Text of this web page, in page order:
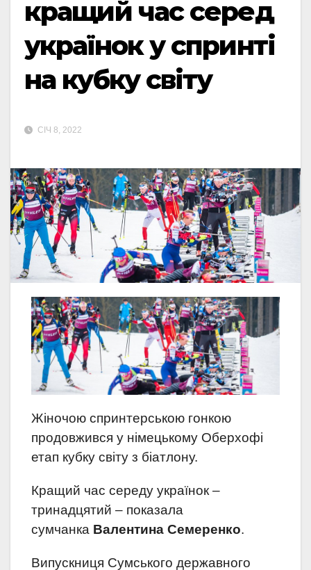
кращий час серед
українок у спринті
на кубку світу
СІЧ 8, 2022
Жіночою спринтерською гонкою
продовжився у німецькому Оберхофі
етап кубку світу з біатлону.
Кращий час середу українок –
тринадцятий – показала
сумчанка Валентина Семеренко.
Випускниця Сумського державного